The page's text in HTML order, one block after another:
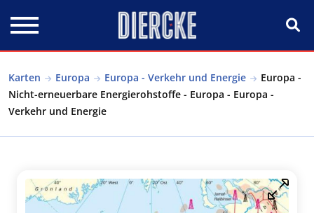
Karten Europa Europa - Verkehr und Energie
Europa -
Nicht-erneuerbare Energierohstoffe - Europa - Europa -
Verkehr und Energie